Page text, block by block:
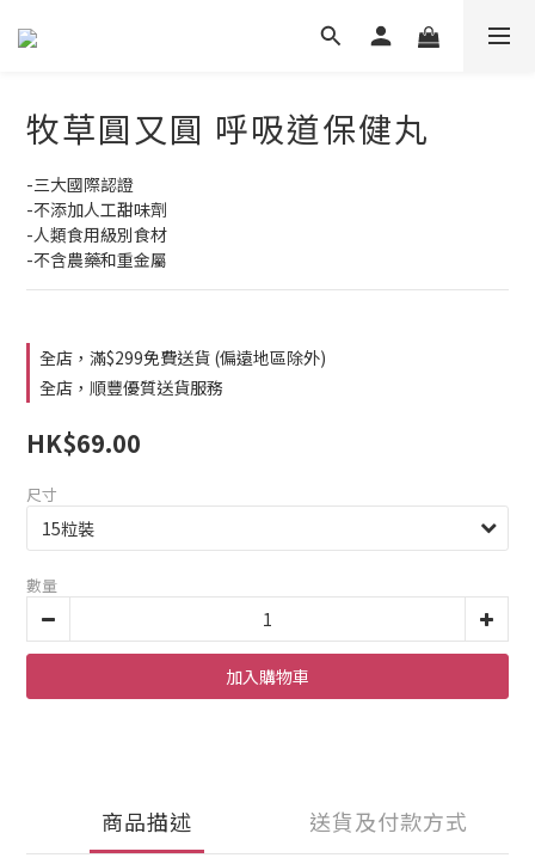
牧草圓又圓 呼吸道保健丸
-三大國際認證
-不添加人工甜味劑
-人類食用級別食材
-不含農藥和重金屬
全店，滿$299免費送貨 (偏遠地區除外)
全店，順豐優質送貨服務
HK$69.00
尺寸
數量
加入購物車
商品描述 送貨及付款方式